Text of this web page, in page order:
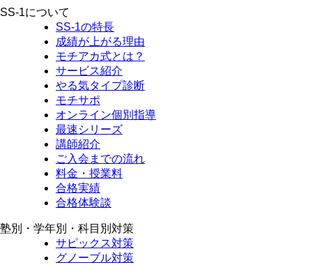
SS-1について
SS-1の特長
成績が上がる理由
モチアカ式とは？
サービス紹介
やる気タイプ診断
モチサポ
オンライン個別指導
最速シリーズ
講師紹介
ご入会までの流れ
料金・授業料
合格実績
合格体験談
塾別・学年別・科目別対策
サピックス対策
グノーブル対策